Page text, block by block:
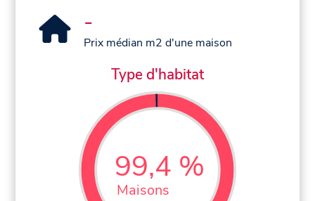
-
Prix médian m2 d'une maison
Type d'habitat
99,4 %
Maisons